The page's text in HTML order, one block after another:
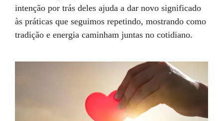
intenção por trás deles ajuda a dar novo significado
às práticas que seguimos repetindo, mostrando como
tradição e energia caminham juntas no cotidiano.